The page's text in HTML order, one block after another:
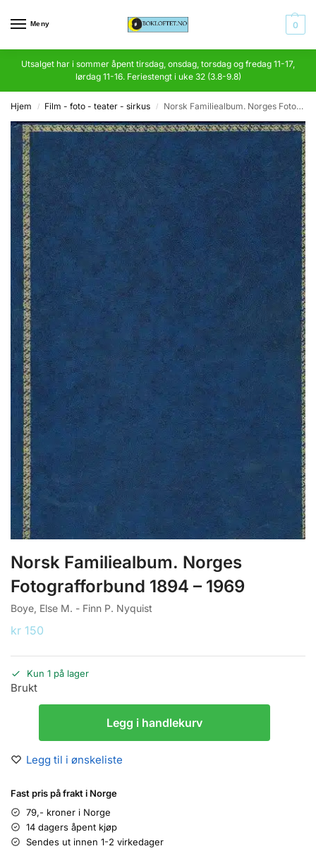
Meny 0
Utsalget har i sommer åpent tirsdag, onsdag, torsdag og fredag 11-17,
lørdag 11-16. Feriestengt i uke 32 (3.8-9.8)
Hjem / Film - foto - teater - sirkus / Norsk Familiealbum. Norges Fotografforbund 1894 – 1969
Norsk Familiealbum. Norges
Fotografforbund 1894 – 1969
Boye, Else M. - Finn P. Nyquist
kr 150
Kun 1 på lager
Brukt
Legg i handlekurv
Legg til i ønskeliste
Fast pris på frakt i Norge
79,- kroner i Norge
14 dagers åpent kjøp
Sendes ut innen 1-2 virkedager